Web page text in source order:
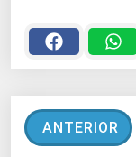
ANTERIOR